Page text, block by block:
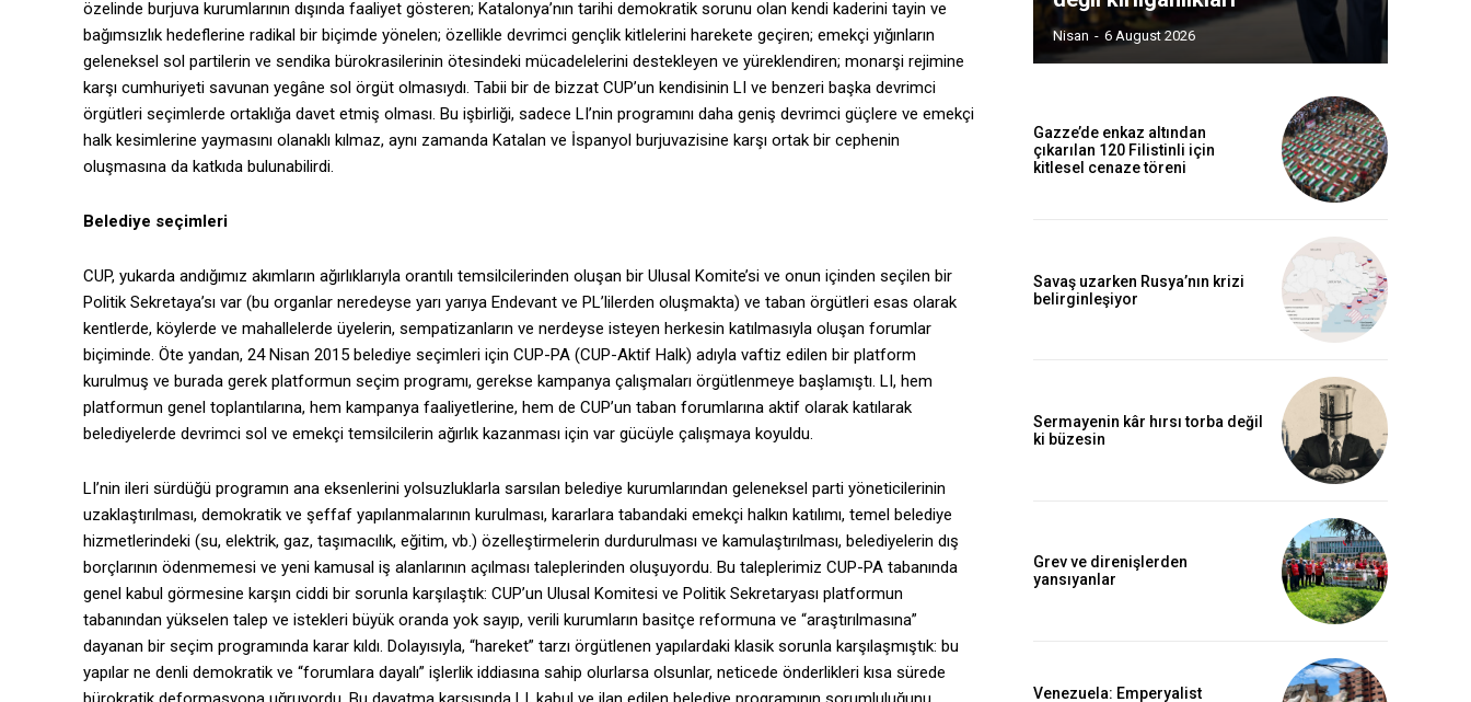
özelinde burjuva kurumlarının dışında faaliyet gösteren; Katalonya’nın tarihi demokratik sorunu olan kendi kaderini tayin ve
bağımsızlık hedeflerine radikal bir biçimde yönelen; özellikle devrimci gençlik kitlelerini harekete geçiren; emekçi yığınların
geleneksel sol partilerin ve sendika bürokrasilerinin ötesindeki mücadelelerini destekleyen ve yüreklendiren; monarşi rejimine
karşı cumhuriyeti savunan yegâne sol örgüt olmasıydı. Tabii bir de bizzat CUP’un kendisinin LI ve benzeri başka devrimci
örgütleri seçimlerde ortaklığa davet etmiş olması. Bu işbirliği, sadece LI’nin programını daha geniş devrimci güçlere ve emekçi
halk kesimlerine yaymasını olanaklı kılmaz, aynı zamanda Katalan ve İspanyol burjuvazisine karşı ortak bir cephenin
oluşmasına da katkıda bulunabilirdi.
Belediye seçimleri
CUP, yukarda andığımız akımların ağırlıklarıyla orantılı temsilcilerinden oluşan bir Ulusal Komite’si ve onun içinden seçilen bir
Politik Sekretaya’sı var (bu organlar neredeyse yarı yarıya Endevant ve PL’lilerden oluşmakta) ve taban örgütleri esas olarak
kentlerde, köylerde ve mahallelerde üyelerin, sempatizanların ve nerdeyse isteyen herkesin katılmasıyla oluşan forumlar
biçiminde. Öte yandan, 24 Nisan 2015 belediye seçimleri için CUP-PA (CUP-Aktif Halk) adıyla vaftiz edilen bir platform
kurulmuş ve burada gerek platformun seçim programı, gerekse kampanya çalışmaları örgütlenmeye başlamıştı. LI, hem
platformun genel toplantılarına, hem kampanya faaliyetlerine, hem de CUP’un taban forumlarına aktif olarak katılarak
belediyelerde devrimci sol ve emekçi temsilcilerin ağırlık kazanması için var gücüyle çalışmaya koyuldu.
LI’nin ileri sürdüğü programın ana eksenlerini yolsuzluklarla sarsılan belediye kurumlarından geleneksel parti yöneticilerinin
uzaklaştırılması, demokratik ve şeffaf yapılanmalarının kurulması, kararlara tabandaki emekçi halkın katılımı, temel belediye
hizmetlerindeki (su, elektrik, gaz, taşımacılık, eğitim, vb.) özelleştirmelerin durdurulması ve kamulaştırılması, belediyelerin dış
borçlarının ödenmemesi ve yeni kamusal iş alanlarının açılması taleplerinden oluşuyordu. Bu taleplerimiz CUP-PA tabanında
genel kabul görmesine karşın ciddi bir sorunla karşılaştık: CUP’un Ulusal Komitesi ve Politik Sekretaryası platformun
tabanından yükselen talep ve istekleri büyük oranda yok sayıp, verili kurumların basitçe reformuna ve “araştırılmasına”
dayanan bir seçim programında karar kıldı. Dolayısıyla, “hareket” tarzı örgütlenen yapılardaki klasik sorunla karşılaşmıştık: bu
yapılar ne denli demokratik ve “forumlara dayalı” işlerlik iddiasına sahip olurlarsa olsunlar, neticede önderlikleri kısa sürede
Nisan - 6 August 2026
Gazze’de enkaz altından
çıkarılan 120 Filistinli için
kitlesel cenaze töreni
Savaş uzarken Rusya’nın krizi
belirginleşiyor
Sermayenin kâr hırsı torba değil
ki büzesin
Grev ve direnişlerden
yansıyanlar
Venezuela: Emperyalist